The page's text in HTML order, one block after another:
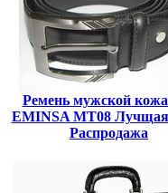
Ремень мужской
EMINSA MT08 Лучщая
Распродажа